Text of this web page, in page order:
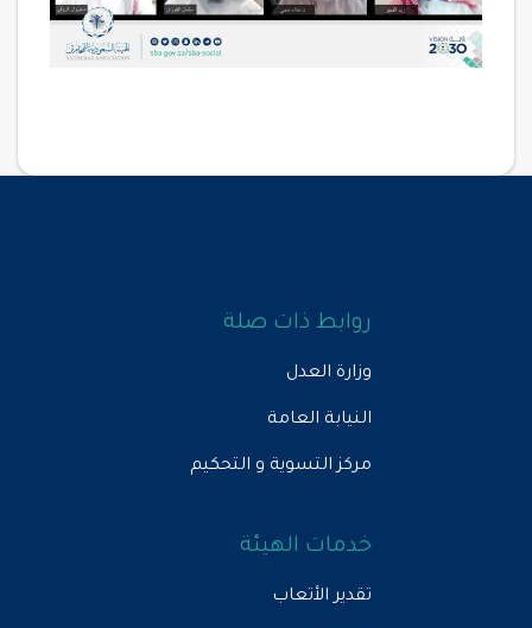
روابط ذات صلة
وزارة العدل
النيابة العامة
مركز التسوية و التحكيم
خدمات الهيئة
تقدير الأتعاب